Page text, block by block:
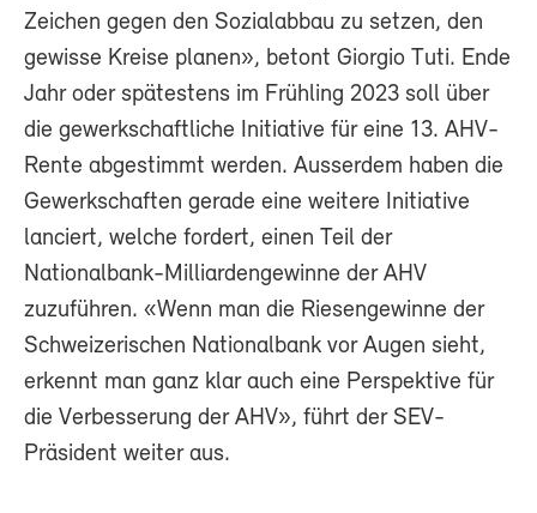
Zeichen gegen den Sozialabbau zu setzen, den
gewisse Kreise planen», betont Giorgio Tuti. Ende
Jahr oder spätestens im Frühling 2023 soll über
die gewerkschaftliche Initiative für eine 13. AHV-
Rente abgestimmt werden. Ausserdem haben die
Gewerkschaften gerade eine weitere Initiative
lanciert, welche fordert, einen Teil der
Nationalbank-Milliardengewinne der AHV
zuzuführen. «Wenn man die Riesengewinne der
Schweizerischen Nationalbank vor Augen sieht,
erkennt man ganz klar auch eine Perspektive für
die Verbesserung der AHV», führt der SEV-
Präsident weiter aus.